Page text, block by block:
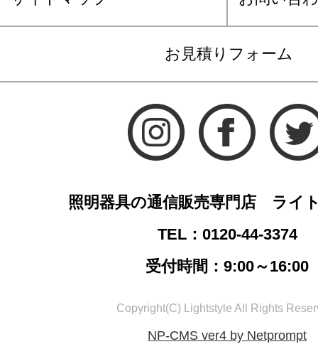
お見積りフォーム
照明器具の通信販売専門店 ライ
TEL：0120-44-3374
受付時間：9:00～16:00
Copyright(C) Lightstyle All Rights
NP-CMS ver4 by Netprompt